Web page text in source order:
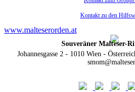
Kontakt zu den
www.malteserorden.at
Souveräner Malteser-
Johannesgasse 2 - 1010 Wien -